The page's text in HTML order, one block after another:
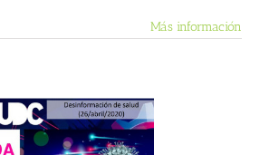
Más información